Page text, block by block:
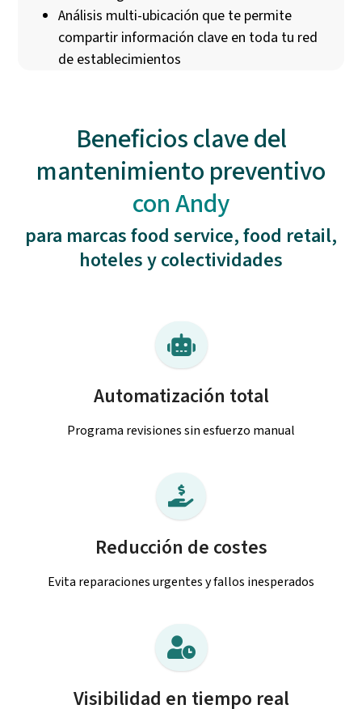
Análisis multi-ubicación que te permite
compartir información clave en toda tu red
de establecimientos
Beneficios clave del
mantenimiento preventivo
con Andy
para marcas food service, food retail,
hoteles y colectividades
Automatización total
Programa revisiones sin esfuerzo manual
Reducción de costes
Evita reparaciones urgentes y fallos inesperados
Visibilidad en tiempo real